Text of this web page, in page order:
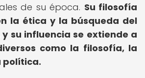
de su época. Su filosofía
la ética y la búsqueda del
su influencia se extiende a
como la filosofía, la
política.